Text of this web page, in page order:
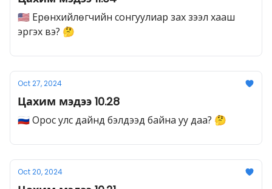
🇺🇸 Ерөнхийлөгчийн сонгуулиар зах зээл хааш
эргэх вэ? 🤔
Oct 27, 2024
Цахим мэдээ 10.28
🇷🇺 Орос улс дайнд бэлдээд байна уу даа? 🤔
Oct 20, 2024